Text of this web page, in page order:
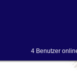
4 Benutzer